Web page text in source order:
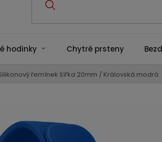
hodinky Chytré prsteny
řemínek šířka 20mm / Královská modrá